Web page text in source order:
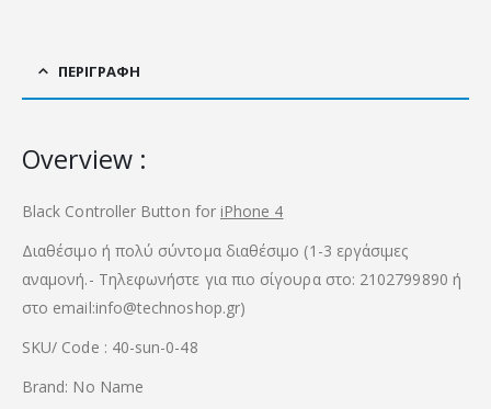
ΠΕΡΙΓΡΑΦΉ
Overview :
Black Controller Button for iPhone 4
Διαθέσιμο ή πολύ σύντομα διαθέσιμο (1-3 εργάσιμες
αναμονή.- Τηλεφωνήστε για πιο σίγουρα στο: 2102799890 ή
στο email:info@technoshop.gr)
SKU/ Code : 40-sun-0-48
Brand: No Name